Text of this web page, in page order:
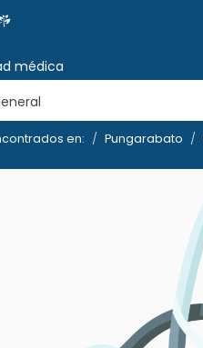
médica
en: Pungarabato